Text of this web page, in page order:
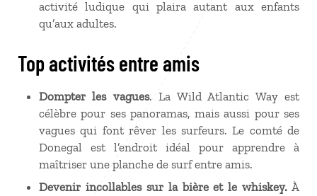
activité ludique qui plaira autant aux enfants
qu’aux adultes.
Top activités entre amis
Dompter les vagues. La Wild Atlantic Way est
célèbre pour ses panoramas, mais aussi pour ses
vagues qui font rêver les surfeurs. Le comté de
Donegal est l’endroit idéal pour apprendre à
maîtriser une planche de surf entre amis.
Devenir incollables sur la bière et le whiskey. À